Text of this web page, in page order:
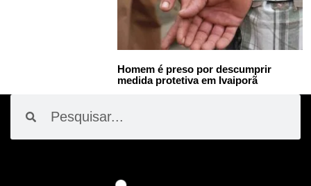
Homem é preso por descumprir
medida protetiva em Ivaiporã